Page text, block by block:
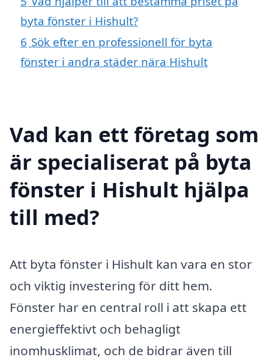
byta fönster i Hishult?
6 Sök efter en professionell för byta
fönster i andra städer nära Hishult
Vad kan ett företag som
är specialiserat på byta
fönster i Hishult hjälpa
till med?
Att byta fönster i Hishult kan vara en stor
och viktig investering för ditt hem.
Fönster har en central roll i att skapa ett
energieffektivt och behagligt
inomhusklimat, och de bidrar även till